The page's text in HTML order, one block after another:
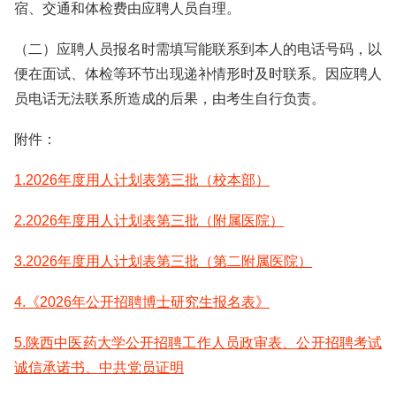
宿、交通和体检费由应聘人员自理。
（二）应聘人员报名时需填写能联系到本人的电话号码，以
便在面试、体检等环节出现递补情形时及时联系。因应聘人
员电话无法联系所造成的后果，由考生自行负责。
附件：
1.2026年度用人计划表第三批（校本部）
2.2026年度用人计划表第三批（附属医院）
3.2026年度用人计划表第三批（第二附属医院）
4.《2026年公开招聘博士研究生报名表》
5.陕西中医药大学公开招聘工作人员政审表、公开招聘考试
诚信承诺书、中共党员证明